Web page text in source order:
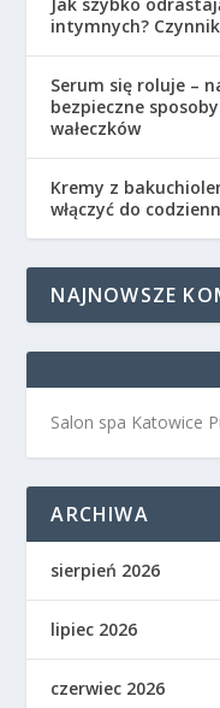
intymnych?
Serum się roluje –
bezpieczne
wałeczków
Kremy z
włączyć do
NAJNOWSZE
Salon spa Katowice
ARCHIWA
sierpień 2026
lipiec 2026
czerwiec 2026